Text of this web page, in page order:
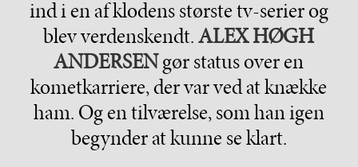
ind i en af klodens største tv-serier og
blev verdenskendt.ALEX HØGH
ANDERSENgør status over en
kometkarriere, der var ved at knække
ham. Og en tilværelse, som han igen
begynder at kunne se klart.